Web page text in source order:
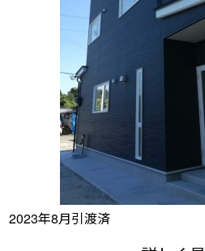
2023年8月引渡済